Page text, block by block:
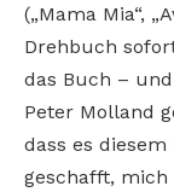
(„Mama Mia“,
Drehbuch
das Buch –
Peter Molland
dass es
geschafft,